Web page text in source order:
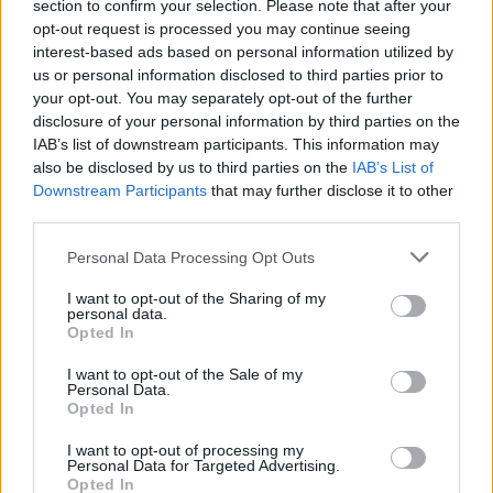
section to confirm your selection. Please note that after your
opt-out request is processed you may continue seeing
interest-based ads based on personal information utilized by
us or personal information disclosed to third parties prior to
your opt-out. You may separately opt-out of the further
disclosure of your personal information by third parties on the
IAB’s list of downstream participants. This information may
also be disclosed by us to third parties on the IAB’s List of
Downstream Participants that may further disclose it to other
Please note that this website/app uses one or more Google
not limited to your visit or usage behaviour. You may click to
grant or deny consent to Google and its third-party tags to
use your data for below specified purposes in below Google
consent section.
Personal Data Processing Opt Outs
I want to opt-out of the Sharing of my
personal data.
Opted In
I want to opt-out of the Sale of my
Personal Data.
Opted In
I want to opt-out of processing my
Personal Data for Targeted Advertising.
Opted In
monsieur Valls a dérapé. »
AUTEUR